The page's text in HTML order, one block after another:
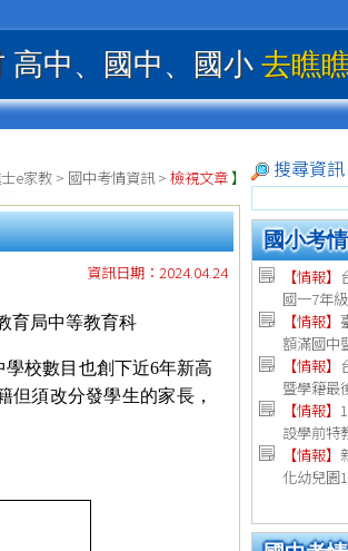
高中、國中、國小去瞧
e家教 > 國中考情資訊> 檢視文章】
資訊日期：2024.04.24
育局中等教育科
校數目也創下近6年新高
但須改分發學生的家長，
搜尋資訊
國小考
【情報】
國一7年
【情報】
額滿國中
【情報】
暨學籍最
【情報】
設學前特
【情報】
化幼兒園